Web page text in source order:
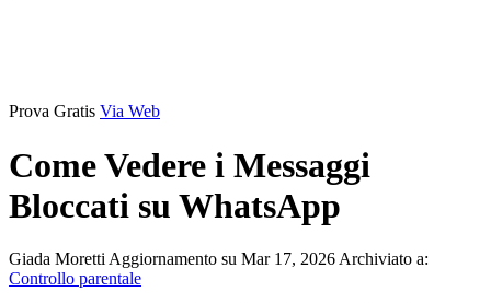
Prova Gratis Via Web
Come Vedere i Messaggi
Bloccati su WhatsApp
Giada Moretti Aggiornamento su Mar 17, 2026 Archiviato a:
Controllo parentale